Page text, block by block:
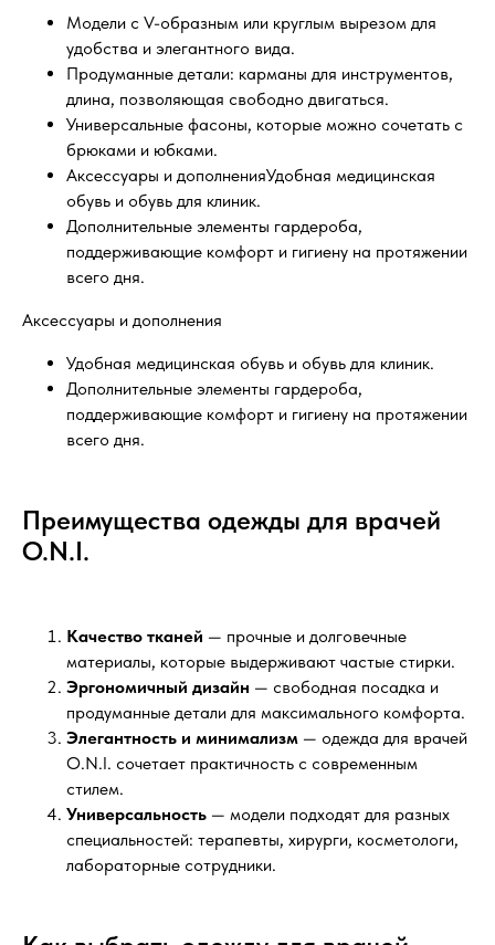
Модели с V-образным или круглым вырезом для
удобства и элегантного вида.
Продуманные детали: карманы для инструментов,
длина, позволяющая свободно двигаться.
Универсальные фасоны, которые можно сочетать с
брюками и юбками.
Аксессуары и дополненияУдобная медицинская
обувь и обувь для клиник.
Дополнительные элементы гардероба,
поддерживающие комфорт и гигиену на протяжении
всего дня.
Аксессуары и дополнения
Удобная медицинская обувь и обувь для клиник.
Дополнительные элементы гардероба,
поддерживающие комфорт и гигиену на протяжении
всего дня.
Преимущества одежды для врачей
O.N.I.
Качество тканей — прочные и долговечные
материалы, которые выдерживают частые стирки.
Эргономичный дизайн — свободная посадка и
продуманные детали для максимального комфорта.
Элегантность и минимализм — одежда для врачей
O.N.I. сочетает практичность с современным
стилем.
Универсальность — модели подходят для разных
специальностей: терапевты, хирурги, косметологи,
лабораторные сотрудники.